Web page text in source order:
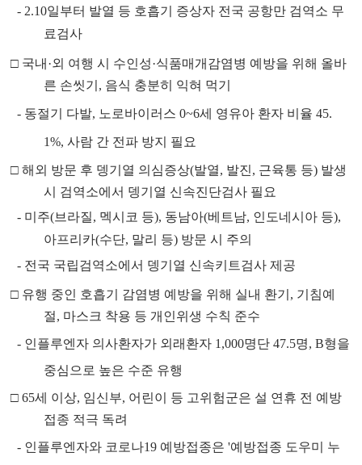
- 2.10일부터 발열 등 호흡기 증상자 전국 공항만 검역소 무
료검사
□ 국내·외 여행 시 수인성·식품매개감염병 예방을 위해 올바
른 손씻기, 음식 충분히 익혀 먹기
- 동절기 다발, 노로바이러스 0~6세 영유아 환자 비율 45.
1%, 사람 간 전파 방지 필요
□ 해외 방문 후 뎅기열 의심증상(발열, 발진, 근육통 등) 발생
시 검역소에서 뎅기열 신속진단검사 필요
- 미주(브라질, 멕시코 등), 동남아(베트남, 인도네시아 등),
아프리카(수단, 말리 등) 방문 시 주의
- 전국 국립검역소에서 뎅기열 신속키트검사 제공
□ 유행 중인 호흡기 감염병 예방을 위해 실내 환기, 기침예
절, 마스크 착용 등 개인위생 수칙 준수
- 인플루엔자 의사환자가 외래환자 1,000명단 47.5명, B형을
중심으로 높은 수준 유행
□ 65세 이상, 임신부, 어린이 등 고위험군은 설 연휴 전 예방
접종 적극 독려
- 인플루엔자와 코로나19 예방접종은 '예방접종 도우미 누